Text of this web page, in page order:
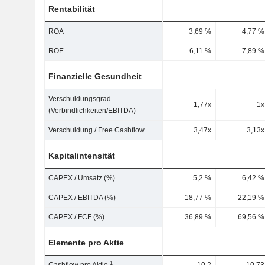
Rentabilität
ROA 3,69 % 4,77 %
ROE 6,11 % 7,89 %
Finanzielle Gesundheit
Verschuldungsgrad
(Verbindlichkeiten/EBITDA)
1,77x 1x
Verschuldung / Free Cashflow 3,47x 3,13x
Kapitalintensität
CAPEX / Umsatz (%) 5,2 % 6,42 %
CAPEX / EBITDA (%) 18,77 % 22,19 %
CAPEX / FCF (%) 36,89 % 69,56 %
Elemente pro Aktie
1